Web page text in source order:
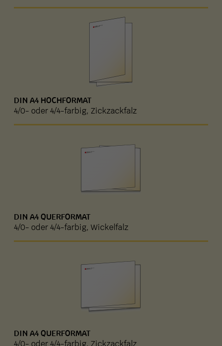
DIN A4 HOCHFORMAT
4/0- oder 4/4-farbig, Zickzackfalz
DIN A4 QUERFORMAT
4/0- oder 4/4-farbig, Wickelfalz
DIN A4 QUERFORMAT
4/0- oder 4/4-farbig, Zickzackfalz